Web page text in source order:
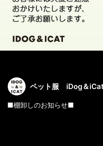
ペット服 iDog＆
■棚卸しのお知らせ■
2024/5/30(木)～5/31(金)の約